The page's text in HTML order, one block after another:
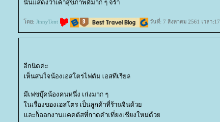
นั่นแสดงว่าเค้าสุขภาพดีมาก ๆ จร้า
ดย: JinnyTent วันที่: 7 สิงหาคม 2561 เวลา
อีกนิดค่ะ
เห็นสนใจน้องเอสโตรไฟตัม เอสทีเรียล
มีเฟชบุ๊คน้องคนหนึ่ง เก่งมาก ๆ
นเรื่องของเอสโตร เป็นลูกค้าที่ร้านจินด้ว
ละก็ออกงานแคคตัสที่กาดคำเที่ยงเชียงใหม่ด้ว